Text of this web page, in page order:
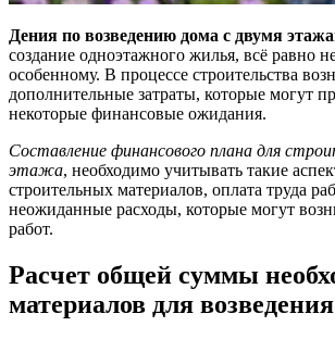
Дения по возведению дома с двумя
создание одноэтажного жилья, всё равно
особенному. В процессе строительства
дополнительные затраты, которые могут
некоторые финансовые ожидания.
Составление финансового плана для
этажа, необходимо учитывать такие
строительных материалов, оплата труда
неожиданные расходы, которые могут
работ.
Расчет общей суммы
материалов для